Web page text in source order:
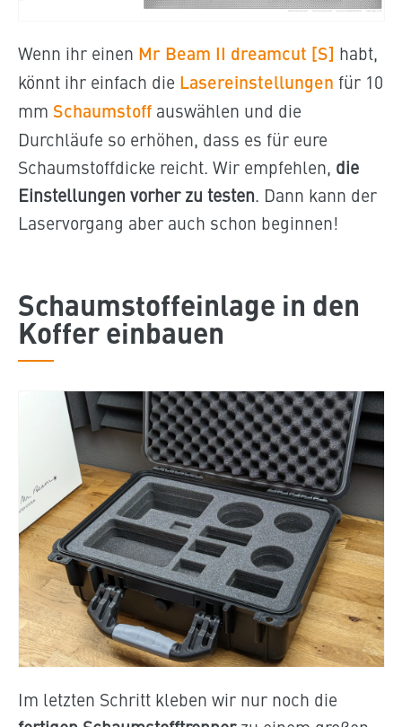
Wenn ihr einen Mr Beam II dreamcut [S] habt,
könnt ihr einfach die Lasereinstellungen für 10
mm Schaumstoffauswählen und die
Durchläufe so erhöhen, dass es für eure
Schaumstoffdicke reicht. Wir empfehlen, die
Einstellungen vorher zu testen. Dann kann der
Laservorgang aber auch schon beginnen!
Schaumstoffeinlage in den
Koffer einbauen
Im letzten Schritt kleben wir nur noch die